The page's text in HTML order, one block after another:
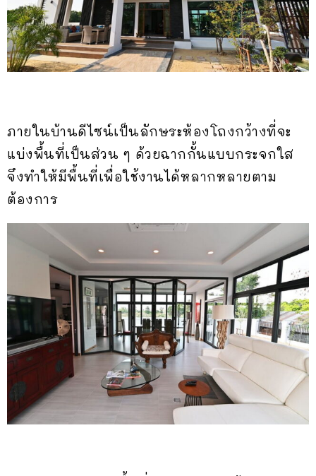
ภายในบ้านดีไซน์เป็นลักษระห้องโถงกว้างที่จะ
แบ่งพื้นที่เป็นส่วน ๆ ด้วยฉากกั้นแบบกระจกใส
จึงทำให้มีพื้นที่เพื่อใช้งานได้หลากหลายตาม
ต้องการ